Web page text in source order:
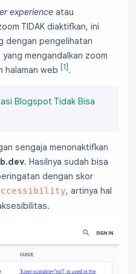
experience atau
TIDAK diaktifkan, ini
dengan pengelihatan
mengandalkan zoom
halaman web
[1] .
Blogspot Tidak Bisa
sengaja menonaktifkan
. Hasilnya sudah bisa
dengan skor
, artinya hal